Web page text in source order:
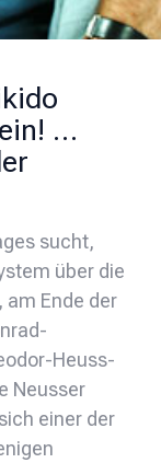
…
sucht,
über die
Ende der
Heuss-
Neusser
einer der